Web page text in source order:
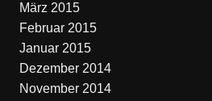
März 2015
Februar 2015
Januar 2015
Dezember 2014
November 2014